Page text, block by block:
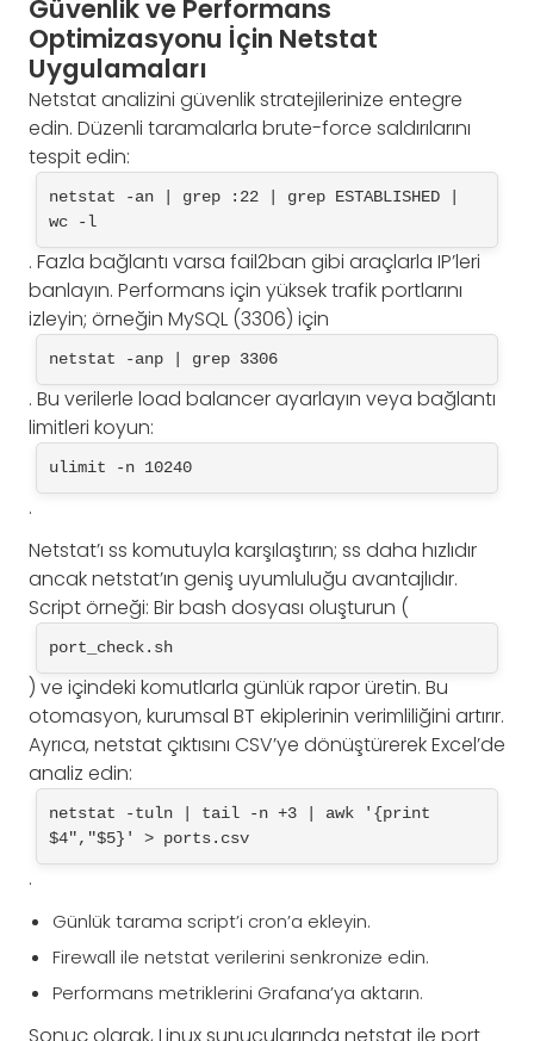
Güvenlik ve Performans
Optimizasyonu İçin Netstat
Uygulamaları
Netstat analizini güvenlik stratejilerinize entegre
edin. Düzenli taramalarla brute-force saldırılarını
tespit edin:
netstat -an | grep :22 | grep ESTABLISHED |
wc -l
. Fazla bağlantı varsa fail2ban gibi araçlarla IP’leri
banlayın. Performans için yüksek trafik portlarını
izleyin; örneğin MySQL (3306) için
netstat -anp | grep 3306
. Bu verilerle load balancer ayarlayın veya bağlantı
limitleri koyun:
ulimit -n 10240
.
Netstat’ı ss komutuyla karşılaştırın; ss daha hızlıdır
ancak netstat’ın geniş uyumluluğu avantajlıdır.
Script örneği: Bir bash dosyası oluşturun (
port_check.sh
) ve içindeki komutlarla günlük rapor üretin. Bu
otomasyon, kurumsal BT ekiplerinin verimliliğini artırır.
Ayrıca, netstat çıktısını CSV’ye dönüştürerek Excel’de
analiz edin:
netstat -tuln | tail -n +3 | awk '{print
$4","$5}' > ports.csv
.
Günlük tarama script’i cron’a ekleyin.
Firewall ile netstat verilerini senkronize edin.
Performans metriklerini Grafana’ya aktarın.